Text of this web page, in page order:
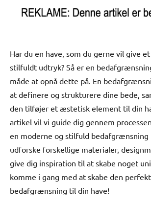
Har du en have, som du gerne vil give
stilfuldt udtryk? Så er en
måde at opnå dette på. En
at definere og strukturere dine bede,
den tilføjer et æstetisk element til din
artikel vil vi guide dig gennem
en moderne og stilfuld bedafgrænsning
udforske forskellige materialer,
give dig inspiration til at skabe noget
komme i gang med at skabe den
bedafgrænsning til din have!